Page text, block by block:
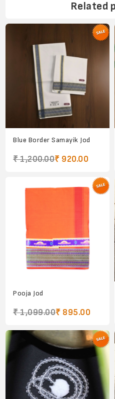
Related
Blue Border Samayik Jod
₹ 1,200.00₹ 920.00
Pooja Jod
₹ 1,099.00₹ 895.00